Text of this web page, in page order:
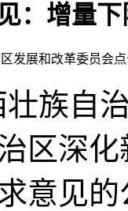
：增量
发展和改革委员会
壮族自
区深
意见